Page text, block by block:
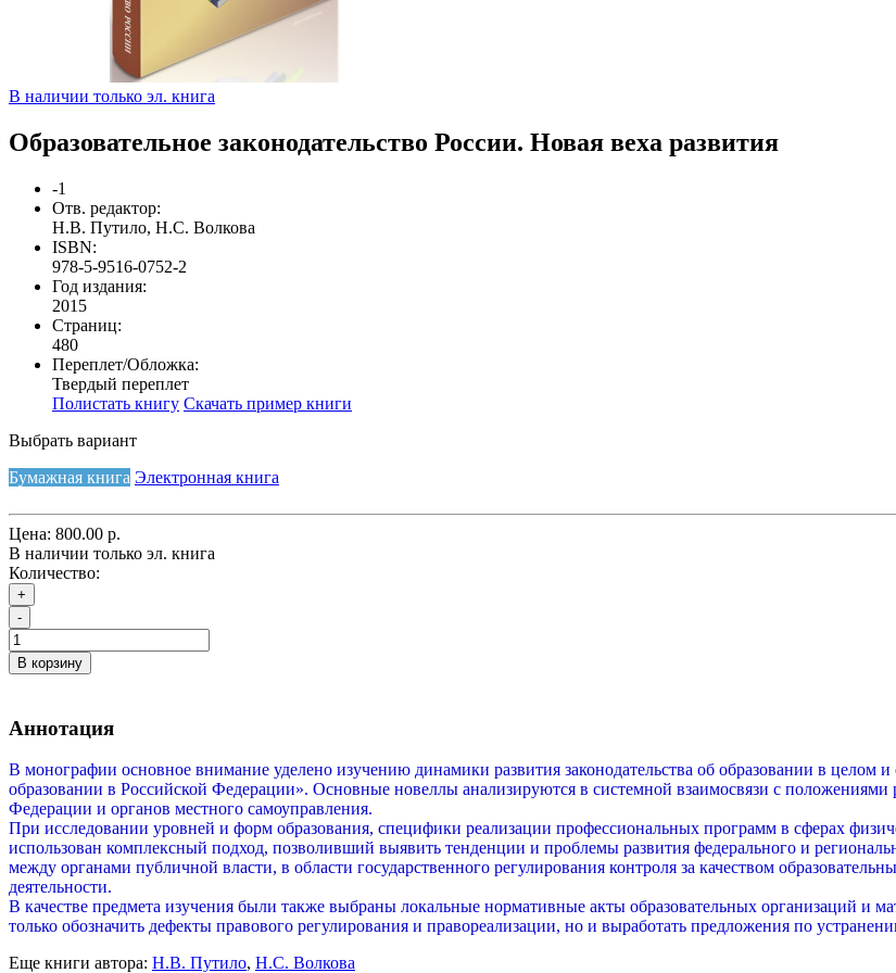
В наличии только эл. книга
Образовательное законодательство России. Новая веха развития
-1
Отв. редактор:
Н.В. Путило, Н.С. Волкова
ISBN:
978-5-9516-0752-2
Год издания:
2015
Страниц:
480
Переплет/Обложка:
Твердый переплет
Полистать книгу Скачать пример книги
Выбрать вариант
Бумажная книга Электронная книга
Цена: 800.00 р.
В наличии только эл. книга
Количество:
+
-
В корзину
Аннотация
В монографии основное внимание уделено изучению динамики развития законодательства об образовании в целом
образовании в Российской Федерации». Основные новеллы анализируются в системной взаимосвязи с положениями
Федерации и органов местного самоуправления.
При исследовании уровней и форм образования, специфики реализации профессиональных программ в сферах
использован комплексный подход, позволивший выявить тенденции и проблемы развития федерального и
между органами публичной власти, в области государственного регулирования контроля за качеством
деятельности.
В качестве предмета изучения были также выбраны локальные нормативные акты образовательных организаций и
только обозначить дефекты правового регулирования и правореализации, но и выработать предложения по
Еще книги автора: Н.В. Путило, Н.С. Волкова